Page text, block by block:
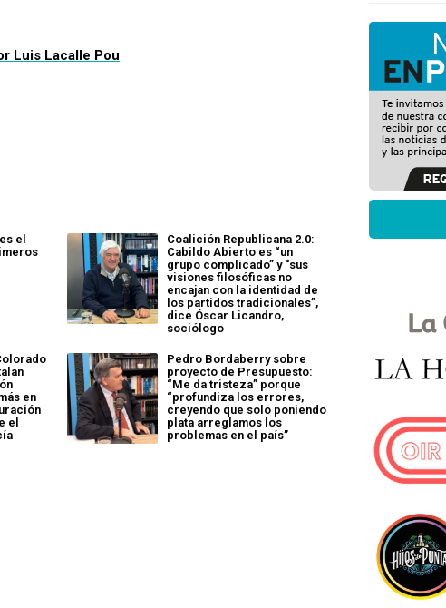
Luis Lacalle Pou
el
Coalición Republicana 2.0:
Cabildo Abierto es “un
grupo complicado” y “sus
visiones filosóficas no
encajan con la identidad de
los partidos tradicionales”,
dice Óscar Licandro,
sociólogo
en
el
Pedro Bordaberry sobre
proyecto de Presupuesto:
“Me da tristeza” porque
“profundiza los errores,
creyendo que solo poniendo
plata arreglamos los
problemas en el país”